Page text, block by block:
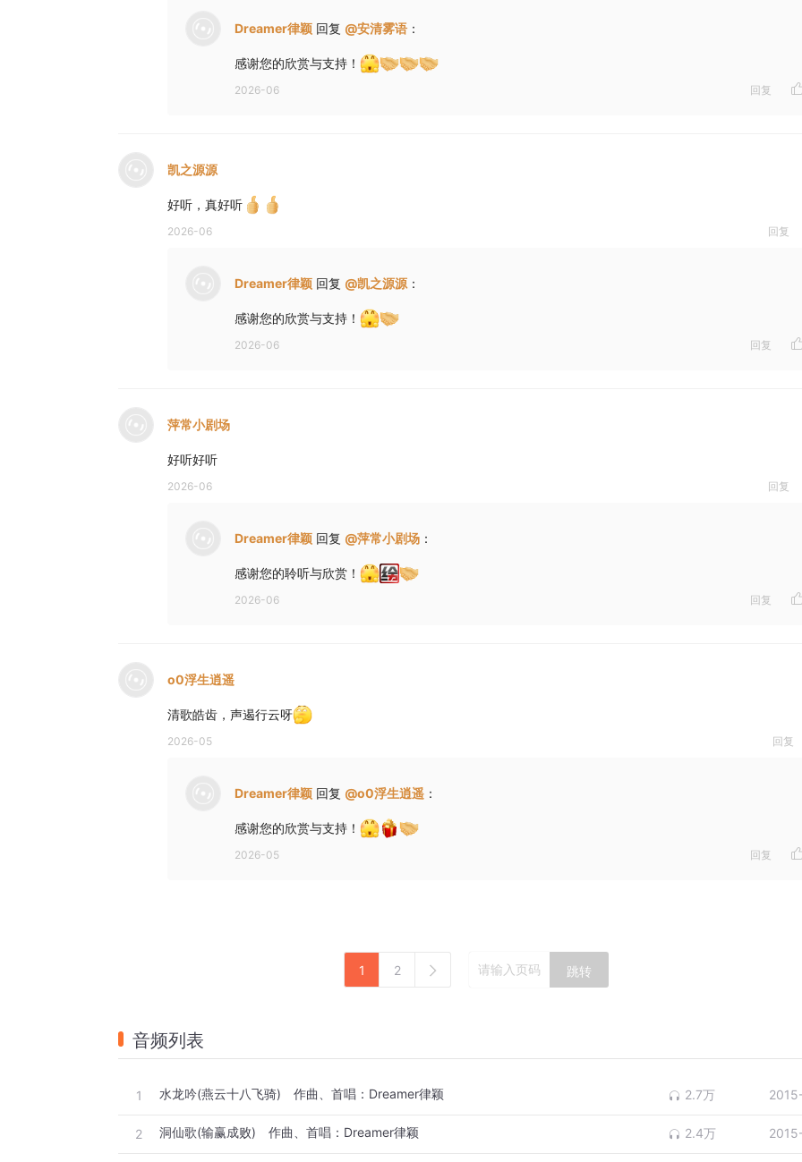
Dreamer律颖 回复 @安清雾语 ：
感谢您的欣赏与支持！
2026-06 回复
凯之源源
好听，真好听
2026-06 回复
Dreamer律颖 回复 @凯之源源 ：
感谢您的欣赏与支持！
2026-06 回复
萍常小剧场
好听好听
2026-06 回复
Dreamer律颖 回复 @萍常小剧场 ：
感谢您的聆听与欣赏！
2026-06 回复
o0浮生逍遥
清歌皓齿，声遏行云呀
2026-05 回复
Dreamer律颖 回复 @o0浮生逍遥 ：
感谢您的欣赏与支持！
2026-05 回复
1 2 跳转
音频列表
1 水龙吟(燕云十八飞骑) 作曲、首唱：Dreamer律颖 2.7万
2 洞仙歌(输赢成败) 作曲、首唱：Dreamer律颖 2.4万